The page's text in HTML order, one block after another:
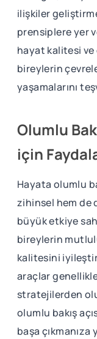
ilişkiler
prensiplere yer
hayat kalitesi ve
bireylerin
yaşamalarını
Olumlu
için
Hayata olumlu
zihinsel hem de
büyük etkiye
bireylerin
kalitesini
araçlar genellikle
stratejilerden
olumlu bakış
başa çıkmanıza